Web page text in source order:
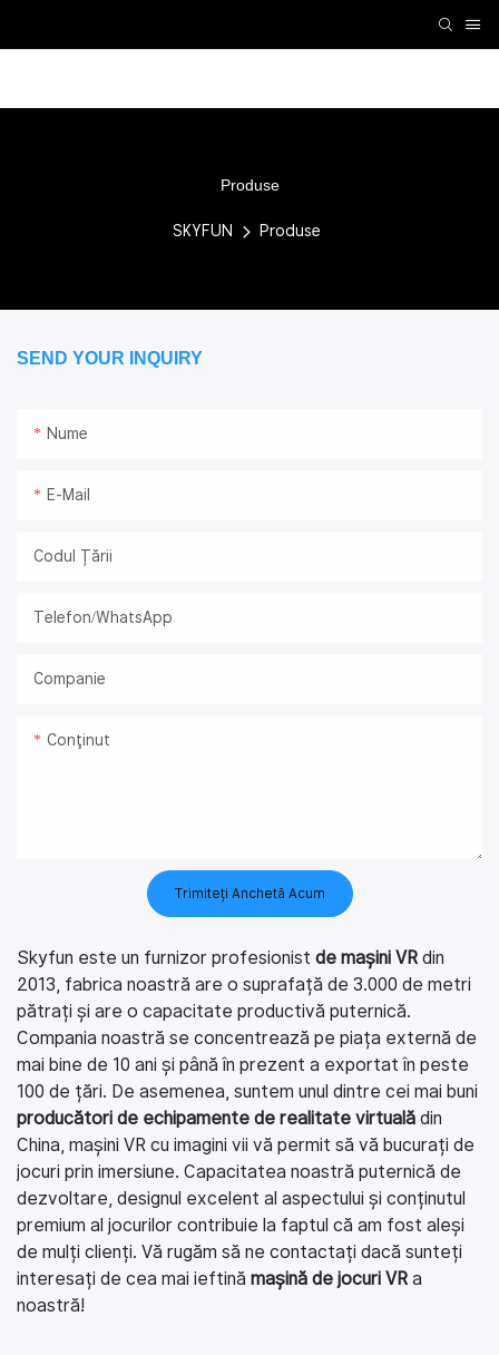
Produse
SKYFUN Produse
SEND YOUR INQUIRY
Nume
E-Mail
Codul Țării
Telefon/WhatsApp
Companie
Conţinut
Trimiteți Anchetă Acum
Skyfun este un furnizor profesionist de mașini VR din
2013, fabrica noastră are o suprafață de 3.000 de metri
pătrați și are o capacitate productivă puternică.
Compania noastră se concentrează pe piața externă de
mai bine de 10 ani și până în prezent a exportat în peste
100 de țări. De asemenea, suntem unul dintre cei mai buni
producători de echipamente de realitate virtuală din
China, mașini VR cu imagini vii vă permit să vă bucurați de
jocuri prin imersiune. Capacitatea noastră puternică de
dezvoltare, designul excelent al aspectului și conținutul
premium al jocurilor contribuie la faptul că am fost aleși
de mulți clienți. Vă rugăm să ne contactați dacă sunteți
interesați de cea mai ieftină mașină de jocuri VR a
noastră!